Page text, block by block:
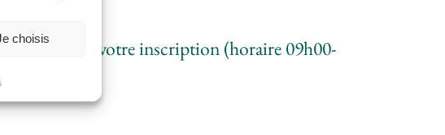
choisis
suite à votre inscription (horaire 09h00-